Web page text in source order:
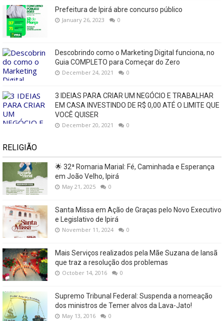
Prefeitura de Ipirá abre concurso público
January 26, 2023 0
Descobrindo como o Marketing Digital funciona, no
Guia COMPLETO para Começar do Zero
December 24, 2021 0
3 IDEIAS PARA CRIAR UM NEGÓCIO E TRABALHAR
EM CASA INVESTINDO DE R$ 0,00 ATÉ O LIMITE QUE
VOCÊ QUISER
December 20, 2021 0
RELIGIÃO
🌟 32ª Romaria Marial: Fé, Caminhada e Esperança
em João Velho, Ipirá
May 21, 2025 0
Santa Missa em Ação de Graças pelo Novo Executivo
e Legislativo de Ipirá
November 11, 2024 0
Mais Serviços realizados pela Mãe Suzana de Iansã
que traz a resolução dos problemas
October 14, 2016 0
Supremo Tribunal Federal: Suspenda a nomeação
dos ministros de Temer alvos da Lava-Jato!
May 13, 2016 0